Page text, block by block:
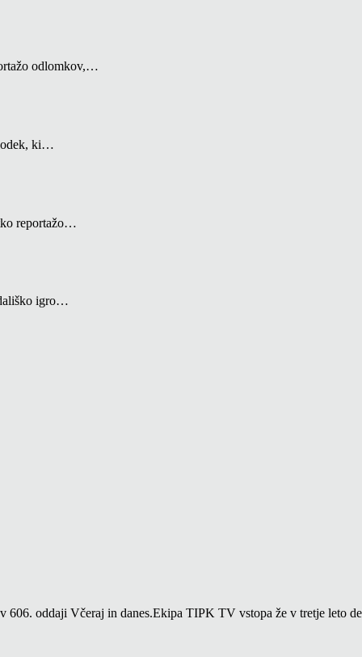
odlomkov,…
ki…
reportažo…
igro…
oddaji Včeraj in danes.Ekipa TIPK TV vstopa že v tretje leto